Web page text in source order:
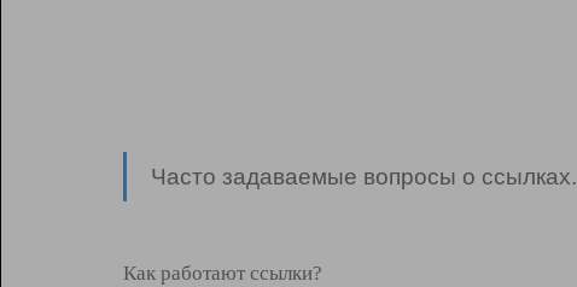
Часто задаваемые вопросы о ссылках.
Как работают ссылки?